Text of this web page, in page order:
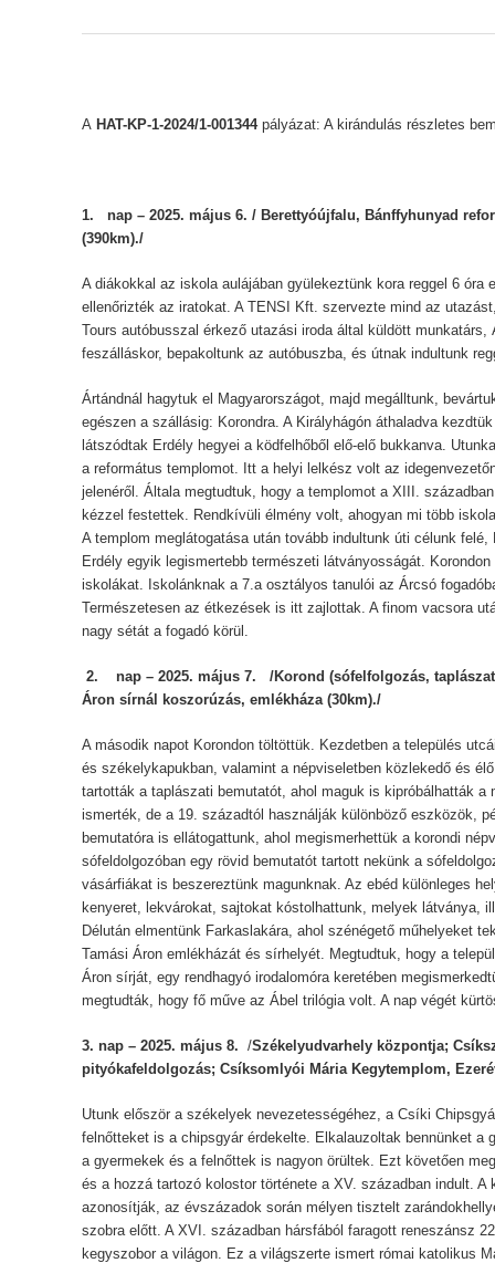
A HAT-KP-1-2024/1-001344pályázat: A kirándulás részletes
1. nap – 2025. május 6. / Berettyóújfalu, Bánffyhunyad
(390km)./
A diákokkal az iskola aulájában gyülekeztünk kora reggel 6
ellenőrizték az iratokat. A TENSI Kft. szervezte mind az
Tours autóbusszal érkező utazási iroda által küldött
feszálláskor, bepakoltunk az autóbuszba, és útnak indultunk
Ártándnál hagytuk el Magyarországot, majd megálltunk,
egészen a szállásig: Korondra. A Királyhágón áthaladva
látszódtak Erdély hegyei a ködfelhőből elő-elő bukkanva.
a református templomot. Itt a helyi lelkész volt az
jelenéről. Általa megtudtuk, hogy a templomot a XIII.
kézzel festettek. Rendkívüli élmény volt, ahogyan mi több
A templom meglátogatása után tovább indultunk úti célunk
Erdély egyik legismertebb természeti látványosságát.
iskolákat. Iskolánknak a 7.a osztályos tanulói az Árcsó
Természetesen az étkezések is itt zajlottak. A finom vacsora
nagy sétát a fogadó körül.
2. nap – 2025. május 7. /Korond (sófelfolgozás,
Áron sírnál koszorúzás, emlékháza (30km)./
A második napot Korondon töltöttük. Kezdetben a település
és székelykapukban, valamint a népviseletben közlekedő és
tartották a taplászati bemutatót, ahol maguk is kipróbálhatták
ismerték, de a 19. századtól használják különböző eszközök,
bemutatóra is ellátogattunk, ahol megismerhettük a korondi
sófeldolgozóban egy rövid bemutatót tartott nekünk a
vásárfiákat is beszereztünk magunknak. Az ebéd különleges
kenyeret, lekvárokat, sajtokat kóstolhattunk, melyek látványa,
Délután elmentünk Farkaslakára, ahol szénégető műhelyeket
Tamási Áron emlékházát és sírhelyét. Megtudtuk, hogy a
Áron sírját, egy rendhagyó irodalomóra keretében
megtudták, hogy fő műve az Ábel trilógia volt. A nap végét
3. nap – 2025. május 8. /Székelyudvarhely központja;
pityókafeldolgozás; Csíksomlyói Mária Kegytemplom,
Utunk először a székelyek nevezetességéhez, a Csíki
felnőtteket is a chipsgyár érdekelte. Elkalauzoltak bennünket
a gyermekek és a felnőttek is nagyon örültek. Ezt követően
és a hozzá tartozó kolostor története a XV. században indult.
azonosítják, az évszázadok során mélyen tisztelt
szobra előtt. A XVI. században hársfából faragott reneszánsz
kegyszobor a világon. Ez a világszerte ismert római katolikus